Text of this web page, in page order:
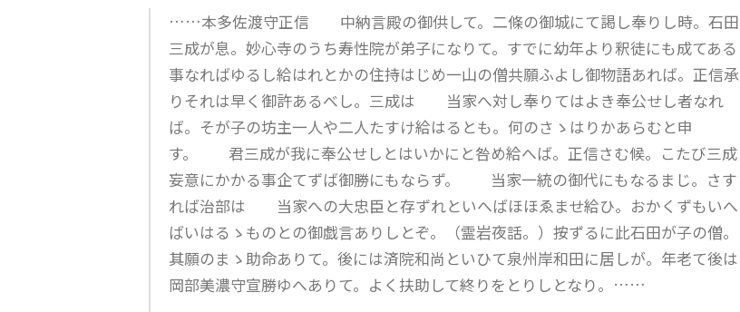
……本多佐渡守正信 中納言殿の御供して。二條の御城にて謁し奉りし時。石田
三成が息。妙心寺のうち寿性院が弟子になりて。すでに幼年より釈徒にも成てある
事なればゆるし給はれとかの住持はじめ一山の僧共願ふよし御物語あれば。正信承
りそれは早く御許あるべし。三成は 当家へ対し奉りてはよき奉公せし者なれ
ば。そが子の坊主一人や二人たすけ給はるとも。何のさゝはりかあらむと申
す。 君三成が我に奉公せしとはいかにと咎め給へば。正信さむ候。こたび三成
妄意にかかる事企てずば御勝にもならず。 当家一統の御代にもなるまじ。さす
れば治部は 当家への大忠臣と存ずれといへばほほゑませ給ひ。おかくずもいへ
ばいはるゝものとの御戯言ありしとぞ。（霊岩夜話。）按ずるに此石田が子の僧。
其願のまゝ助命ありて。後には済院和尚といひて泉州岸和田に居しが。年老て後は
岡部美濃守宣勝ゆへありて。よく扶助して終りをとりしとなり。……